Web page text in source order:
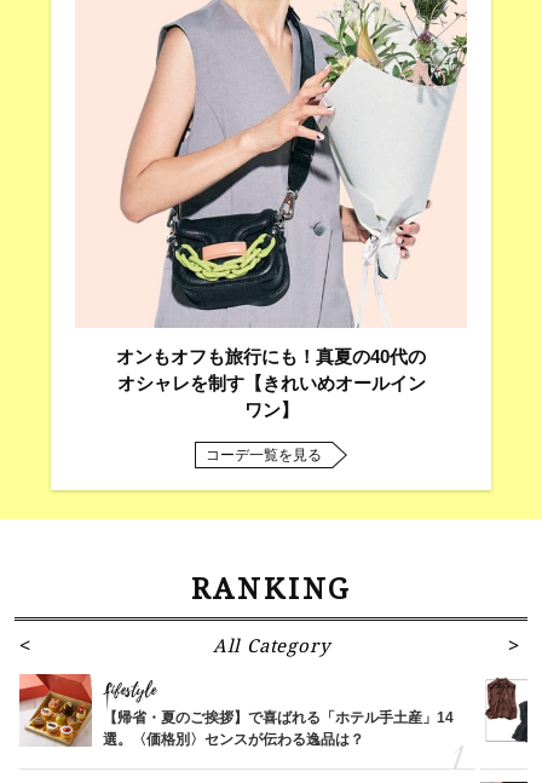
オンもオフも旅行にも！真夏の40代の
オシャレを制す【きれいめオールイン
ワン】
コーデ一覧を見る
RANKING
All Category
Lifestyle
【帰省・夏のご挨拶】で喜ばれる「ホテル手土産」14
選。〈価格別〉センスが伝わる逸品は？